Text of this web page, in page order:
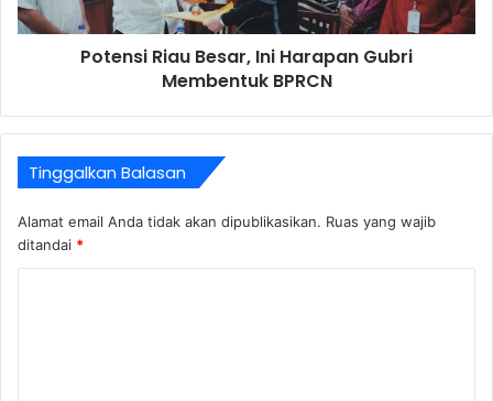
Potensi Riau Besar, Ini Harapan Gubri
Membentuk BPRCN
Tinggalkan Balasan
Alamat email Anda tidak akan dipublikasikan. Ruas yang wajib
ditandai *